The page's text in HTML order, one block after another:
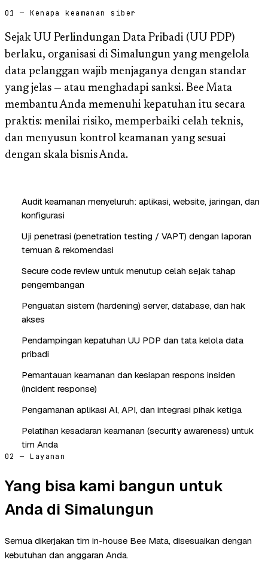
01 — Kenapa keamanan siber
Sejak UU Perlindungan Data Pribadi (UU PDP)
berlaku, organisasi di Simalungun yang mengelola
data pelanggan wajib menjaganya dengan standar
yang jelas — atau menghadapi sanksi. Bee Mata
membantu Anda memenuhi kepatuhan itu secara
praktis: menilai risiko, memperbaiki celah teknis,
dan menyusun kontrol keamanan yang sesuai
dengan skala bisnis Anda.
Audit keamanan menyeluruh: aplikasi, website, jaringan, dan
konfigurasi
Uji penetrasi (penetration testing / VAPT) dengan laporan
temuan & rekomendasi
Secure code review untuk menutup celah sejak tahap
pengembangan
Penguatan sistem (hardening) server, database, dan hak
akses
Pendampingan kepatuhan UU PDP dan tata kelola data
pribadi
Pemantauan keamanan dan kesiapan respons insiden
(incident response)
Pengamanan aplikasi AI, API, dan integrasi pihak ketiga
Pelatihan kesadaran keamanan (security awareness) untuk
tim Anda
02 — Layanan
Yang bisa kami bangun untuk
Anda di Simalungun
Semua dikerjakan tim in-house Bee Mata, disesuaikan dengan
kebutuhan dan anggaran Anda.